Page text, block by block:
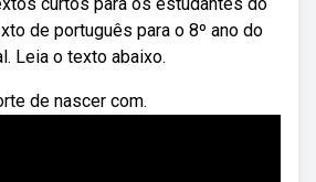
de português para o 8º ano do
Leia o texto abaixo.
de nascer com.